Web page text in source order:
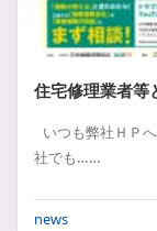
住宅修理業者
いつも弊社ＨＰ
社でも……
news